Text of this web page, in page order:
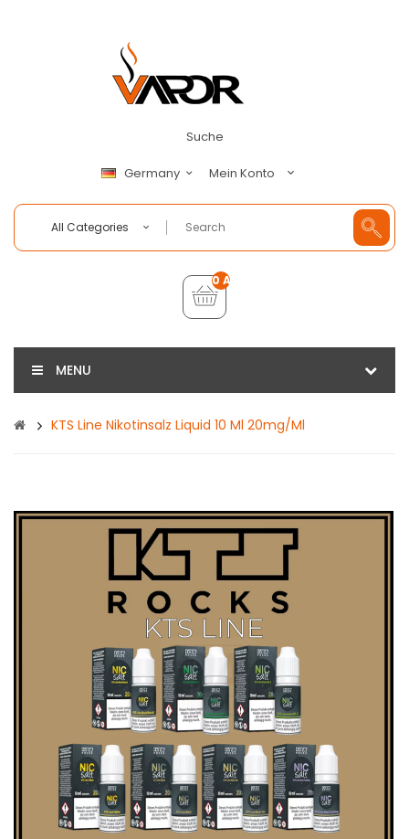
Suche
Germany Mein Konto
All Categories
0 Artikel - €0,00
MENU
KTS Line Nikotinsalz Liquid 10 Ml 20mg/ml